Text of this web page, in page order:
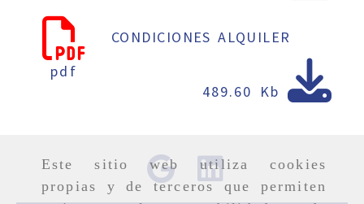
Este sitio web utiliza cookies
propias y de terceros que permiten
pdf
CONDICIONES ALQUILER
489.60 Kb